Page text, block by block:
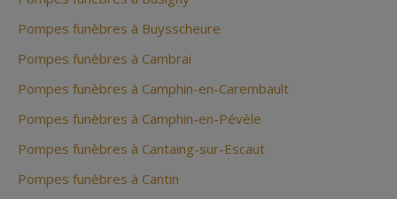
Pompes funèbres à Buysscheure
Pompes funèbres à Cambrai
Pompes funèbres à Camphin-en-Carembault
Pompes funèbres à Camphin-en-Pévèle
Pompes funèbres à Cantaing-sur-Escaut
Pompes funèbres à Cantin